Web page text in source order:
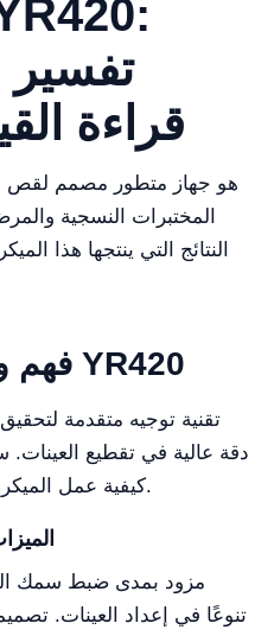
تفسير
قراءة
المختبرات النسجية
النتائج التي ينتجها هذا
فهم وظيفة الميكروتوم YR420
دقة عالية في تقطيع
كيفية عمل الميكروتوم وأهمية خيارات تصميمه.